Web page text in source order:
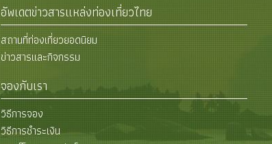
อัพเดตข่าวสารแหล่งท่องเที่ยวไทย
สถานที่ท่องเที่ยวยอดนิยม
ข่าวสารและกิจกรรม
จองกับเรา
วิธีการจอง
วิธีการชำระเงิน